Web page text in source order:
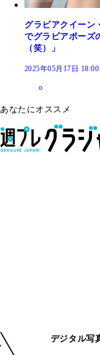
グラビアクイーン
でグラビアポーズ
（笑）」
2025年05月17日 18:00
あなたにオススメ
デジタル写